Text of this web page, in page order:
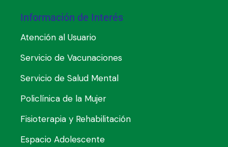
Información de Interés
Atención al Usuario
Servicio de Vacunaciones
Servicio de Salud Mental
Policlínica de la Mujer
Fisioterapia y Rehabilitación
Espacio Adolescente